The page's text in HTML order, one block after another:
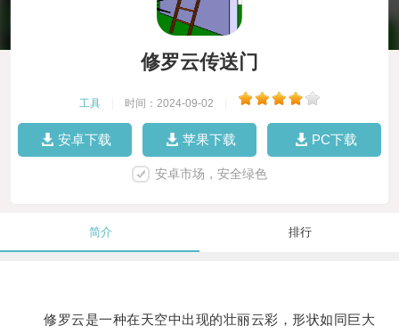
修罗云传送门
工具 时间：2024-09-02
安卓下载 苹果下载 PC下载
安卓市场，安全绿色
简介 排行
修罗云是一种在天空中出现的壮丽云彩，形状如同巨大